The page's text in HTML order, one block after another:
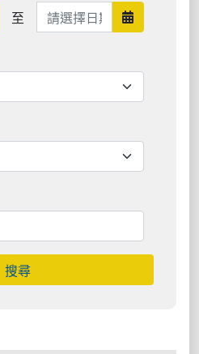
範圍開始
至 日期範圍結束 日期範圍